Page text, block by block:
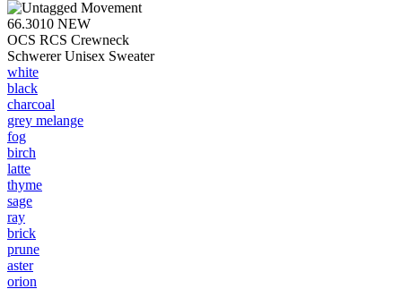
66.3010 NEW
OCS RCS Crewneck
Schwerer Unisex Sweater
white
black
charcoal
grey melange
fog
birch
latte
thyme
sage
ray
brick
prune
aster
orion